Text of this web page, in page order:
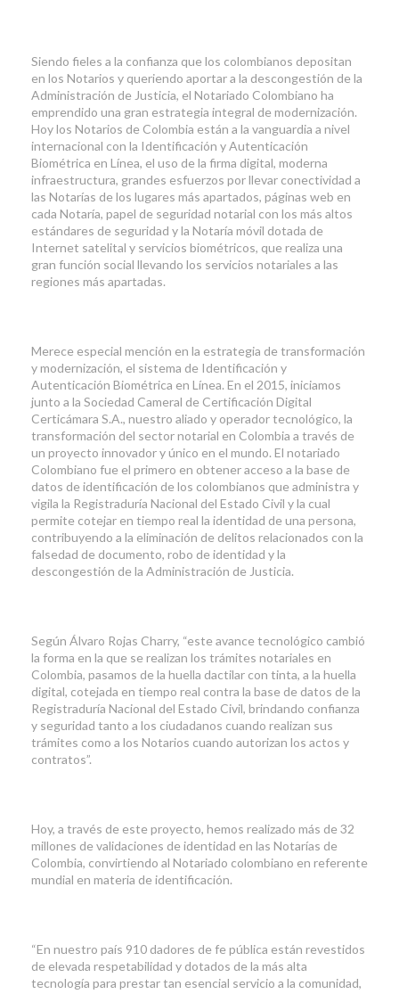
Siendo fieles a la confianza que los colombianos depositan
en los Notarios y queriendo aportar a la descongestión de la
Administración de Justicia, el Notariado Colombiano ha
emprendido una gran estrategia integral de modernización.
Hoy los Notarios de Colombia están a la vanguardia a nivel
internacional con la Identificación y Autenticación
Biométrica en Línea, el uso de la firma digital, moderna
infraestructura, grandes esfuerzos por llevar conectividad a
las Notarías de los lugares más apartados, páginas web en
cada Notaría, papel de seguridad notarial con los más altos
estándares de seguridad y la Notaría móvil dotada de
Internet satelital y servicios biométricos, que realiza una
gran función social llevando los servicios notariales a las
regiones más apartadas.
Merece especial mención en la estrategia de transformación
y modernización, el sistema de Identificación y
Autenticación Biométrica en Línea. En el 2015, iniciamos
junto a la Sociedad Cameral de Certificación Digital
Certicámara S.A., nuestro aliado y operador tecnológico, la
transformación del sector notarial en Colombia a través de
un proyecto innovador y único en el mundo. El notariado
Colombiano fue el primero en obtener acceso a la base de
datos de identificación de los colombianos que administra y
vigila la Registraduría Nacional del Estado Civil y la cual
permite cotejar en tiempo real la identidad de una persona,
contribuyendo a la eliminación de delitos relacionados con la
falsedad de documento, robo de identidad y la
descongestión de la Administración de Justicia.
Según Álvaro Rojas Charry, “este avance tecnológico cambió
la forma en la que se realizan los trámites notariales en
Colombia, pasamos de la huella dactilar con tinta, a la huella
digital, cotejada en tiempo real contra la base de datos de la
Registraduría Nacional del Estado Civil, brindando confianza
y seguridad tanto a los ciudadanos cuando realizan sus
trámites como a los Notarios cuando autorizan los actos y
contratos”.
Hoy, a través de este proyecto, hemos realizado más de 32
millones de validaciones de identidad en las Notarías de
Colombia, convirtiendo al Notariado colombiano en referente
mundial en materia de identificación.
“En nuestro país 910 dadores de fe pública están revestidos
de elevada respetabilidad y dotados de la más alta
tecnología para prestar tan esencial servicio a la comunidad,